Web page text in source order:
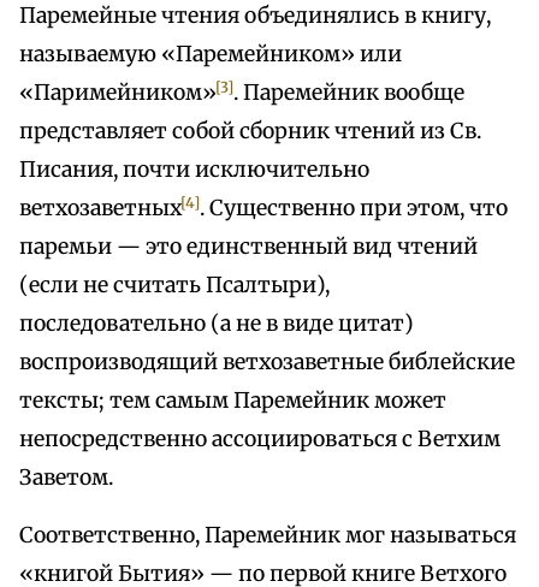
Паремейные чтения объединялись в книгу,
называемую «Паремейником» или
«Паримейником»[3]. Паремейник вообще
представляет собой сборник чтений из Св.
Писания, почти исключительно
ветхозаветных[4]. Существенно при этом, что
паремьи — это единственный вид чтений
(если не считать Псалтыри),
последовательно (а не в виде цитат)
воспроизводящий ветхозаветные библейские
тексты; тем самым Паремейник может
непосредственно ассоциироваться с Ветхим
Заветом.
Соответственно, Паремейник мог называться
«книгой Бытия» — по первой книге Ветхого